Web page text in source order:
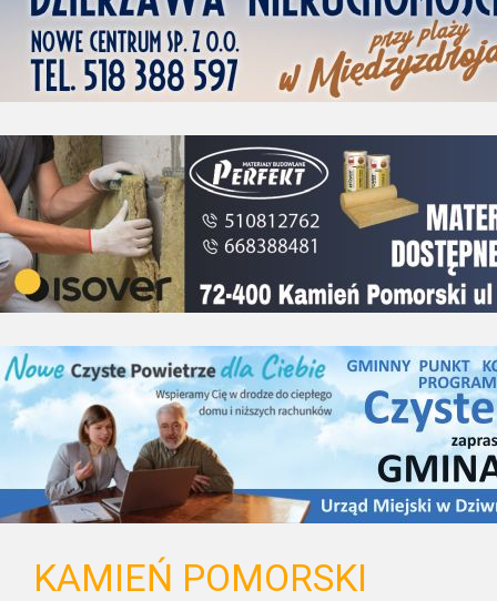
KAMIEŃ POMORSKI